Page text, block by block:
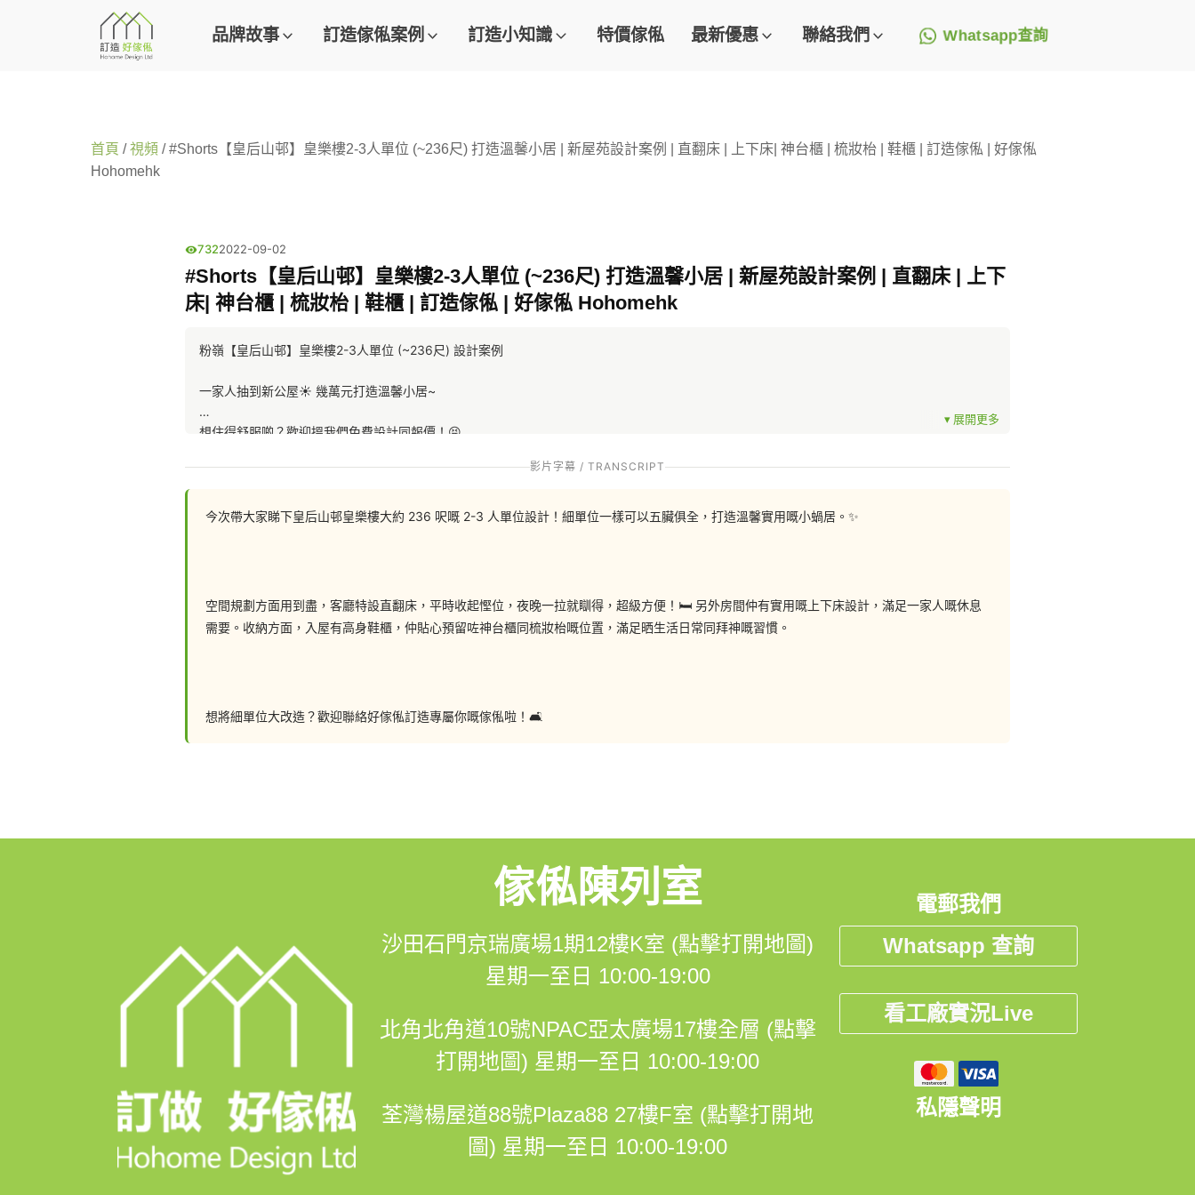
品牌故事 訂造傢俬案例 訂造小知識 特價傢俬 最新優惠 聯絡我們 Whatsapp查詢
首頁 /視頻 / #Shorts【皇后山邨】皇樂樓2-3人單位 (~236尺) 打造溫馨小居 | 新屋苑設計案例 | 直翻床 | 上下床| 神台櫃 | 梳妝枱 | 鞋櫃 | 訂造傢俬 | 好傢俬
Hohomehk
7322022-09-02
#Shorts【皇后山邨】皇樂樓2-3人單位 (~236尺) 打造溫馨小居 | 新屋苑設計案例 | 直翻床 | 上下
床| 神台櫃 | 梳妝枱 | 鞋櫃 | 訂造傢俬 | 好傢俬 Hohomehk
粉嶺【皇后山邨】皇樂樓2-3人單位 (~236尺) 設計案例
一家人抽到新公屋☀️ 幾萬元打造溫馨小居~
想住得舒服啲？歡迎搵我們免費設計同報價！😝
即刻Click入黎睇下【皇后山邨】嘅設計細節同訂造優惠啦: https://bit.ly/3KH3qUb
📲 whatsapp : 94253548
👆馬鐡線石門站C出行步行1分鐘，到1期商場直上兩條扶手電梯，到辦公室電梯大堂，到12樓右轉
------------------------------------------------------------------------------------------------------------
✨✨✨訂造好傢俬 口碑之選✨✨✨
9⃣大最強信心保證
影片字幕 / TRANSCRIPT
今次帶大家睇下皇后山邨皇樂樓大約 236 呎嘅 2-3 人單位設計！細單位一樣可以五臟俱全，打造溫馨實用嘅小蝸居。✨
空間規劃方面用到盡，客廳特設直翻床，平時收起慳位，夜晚一拉就瞓得，超級方便！🛏️ 另外房間仲有實用嘅上下床設計，滿足一家人嘅休息
需要。收納方面，入屋有高身鞋櫃，仲貼心預留咗神台櫃同梳妝枱嘅位置，滿足晒生活日常同拜神嘅習慣。
想將細單位大改造？歡迎聯絡好傢俬訂造專屬你嘅傢俬啦！🛋️
傢俬陳列室
沙田石門京瑞廣場1期12樓K室 (點擊打開地圖)
星期一至日 10:00-19:00
北角北角道10號NPAC亞太廣場17樓全層 (點擊
打開地圖) 星期一至日 10:00-19:00
荃灣楊屋道88號Plaza88 27樓F室 (點擊打開地
圖) 星期一至日 10:00-19:00
電郵我們
Whatsapp 查詢
看工廠實況Live
私隱聲明